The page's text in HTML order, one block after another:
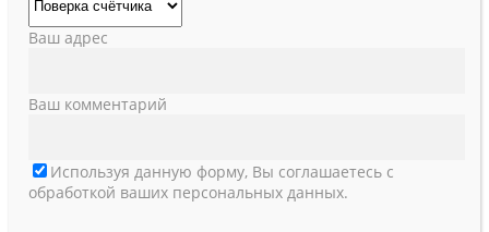
Ваш адрес
Ваш комментарий
Используя данную форму, Вы соглашаетесь с
обработкой ваших персональных данных.